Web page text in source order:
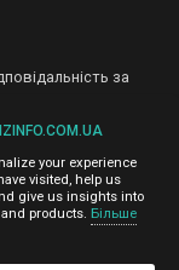
за
користувачів
за правила
На
Google
про
your experience
visited, help us
give us insights into
products. Більше